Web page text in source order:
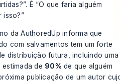
É “O que faria alguém
isso?”
da AuthoredUp informa que
com salvamentos tem um forte
distribuição futura, incluindo uma
estimada de 90% de que alguém
publicação de um autor